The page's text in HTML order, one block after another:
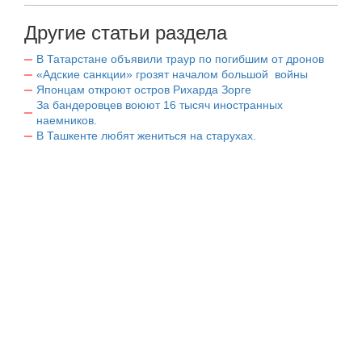
Другие статьи раздела
В Татарстане объявили траур по погибшим от дронов
«Адские санкции» грозят началом большой войны
Японцам откроют остров Рихарда Зорге
За бандеровцев воюют 16 тысяч иностранных
наемников.
В Ташкенте любят жениться на старухах.